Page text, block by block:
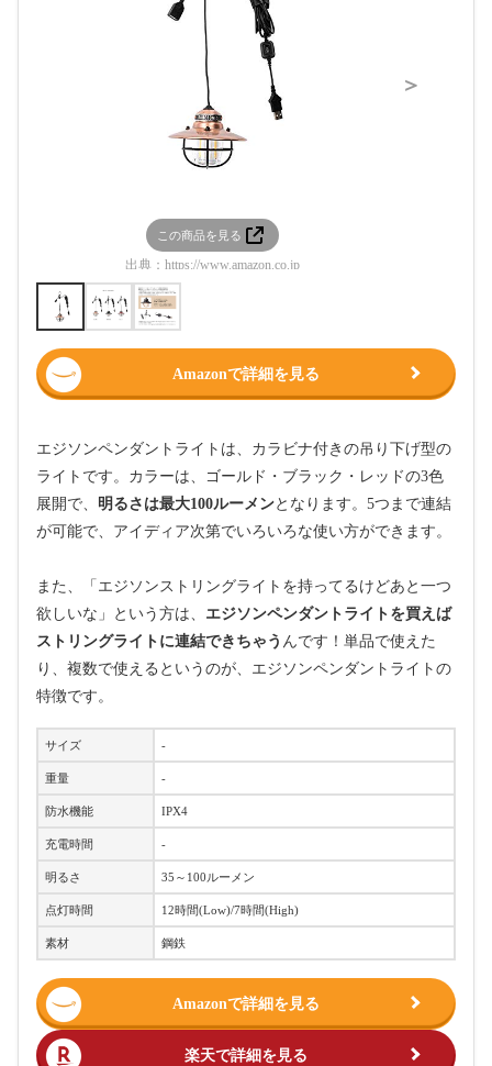
この商品を見る
出典： https://www.amazon.co.jp
＞
Amazonで詳細を見る
エジソンペンダントライトは、カラビナ付きの吊り下げ型の
ライトです。カラーは、ゴールド・ブラック・レッドの3色
展開で、 明るさは最大100ルーメンとなります。5つまで連結
が可能で、アイディア次第でいろいろな使い方ができます。
また、「エジソンストリングライトを持ってるけどあと一つ
欲しいな」という方は、 エジソンペンダントライトを買えば
ストリングライトに連結できちゃう んです！単品で使えた
り、複数で使えるというのが、エジソンペンダントライトの
特徴です。
サイズ -
重量 -
防水機能 IPX4
充電時間 -
明るさ 35～100ルーメン
点灯時間 12時間(Low)/7時間(High)
素材 鋼鉄
Amazonで詳細を見る
楽天で詳細を見る